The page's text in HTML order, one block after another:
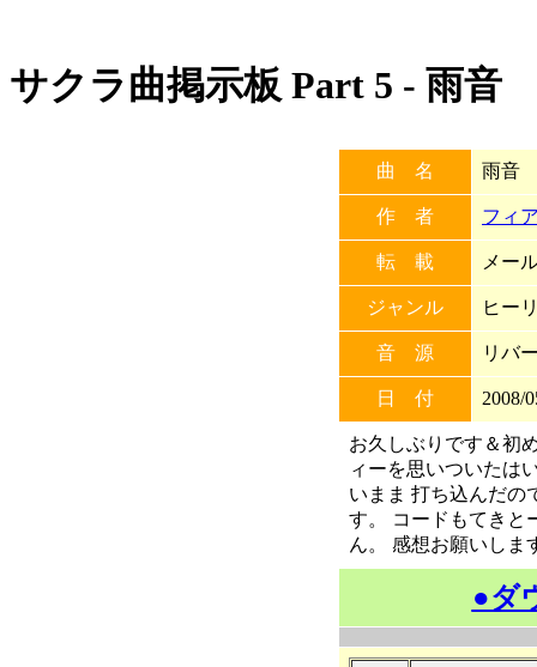
サクラ曲掲示板 Part 5 - 雨音
曲 名 雨音
作 者 フィ
転 載 メー
ジャンル ヒー
音 源 リバ
日 付 2008/
お久しぶりです＆初
ィーを思いついたは
いまま 打ち込んだの
す。 コードもてきと
ん。 感想お願いしま
●ダ